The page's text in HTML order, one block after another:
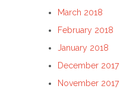
March 2018
February 2018
January 2018
December 2017
November 2017